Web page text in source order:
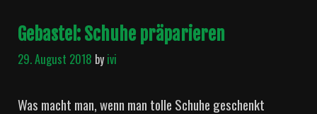
Gebastel: Schuhe präparieren
29. August 2018 byivi
Was macht man, wenn man tolle Schuhe geschenkt